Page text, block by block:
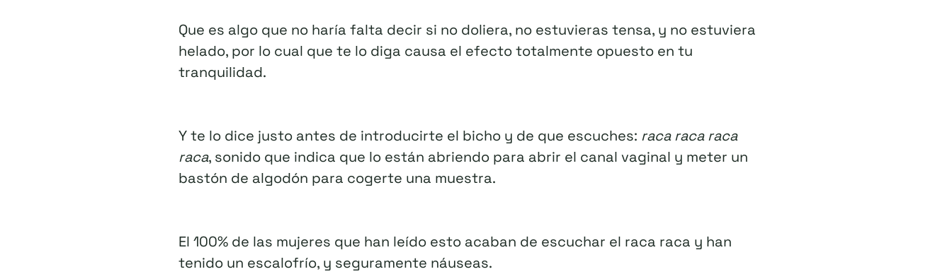
Que es algo que no haría falta decir si no doliera, no estuvieras tensa, y no estuviera
helado, por lo cual que te lo diga causa el efecto totalmente opuesto en tu
tranquilidad.
Y te lo dice justo antes de introducirte el bicho y de que escuches: raca raca raca
raca, sonido que indica que lo están abriendo para abrir el canal vaginal y meter un
bastón de algodón para cogerte una muestra.
El 100% de las mujeres que han leído esto acaban de escuchar el raca raca y han
tenido un escalofrío, y seguramente náuseas.